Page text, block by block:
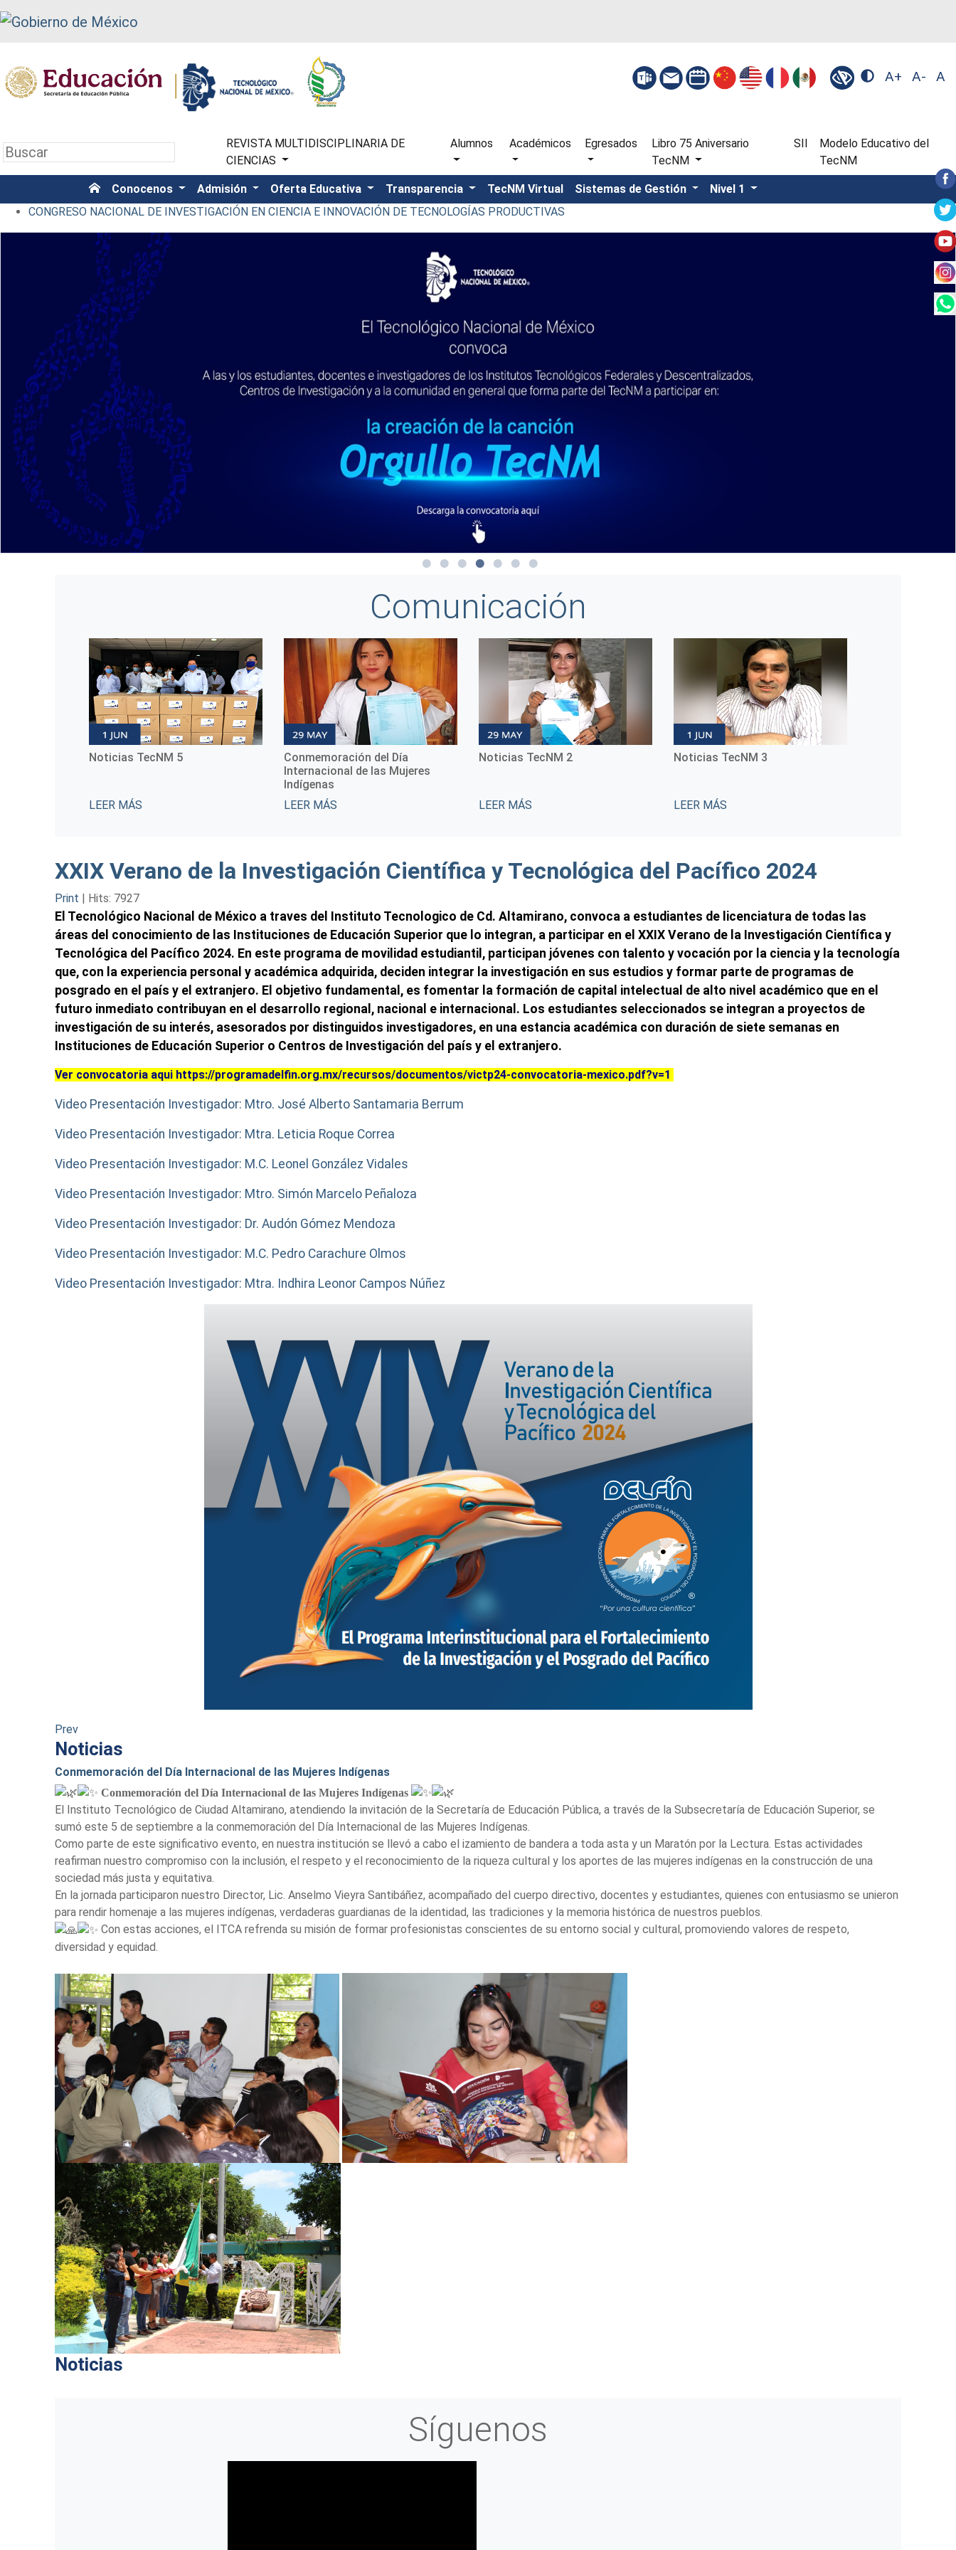
A+ A- A
REVISTA MULTIDISCIPLINARIA DE
CIENCIAS
Alumnos Académicos Egresados
Libro 75 Aniversario
TecNM
SII
Modelo Educativo del
TecNM
Conocenos Admisión Oferta Educativa Transparencia TecNM Virtual Sistemas de Gestión
Nivel 1
CONGRESO NACIONAL DE INVESTIGACIÓN EN CIENCIA E INNOVACIÓN DE TECNOLOGÍAS PRODUCTIVAS
Comunicación
Noticias TecNM 5
LEER MÁS
Conmemoración del Día
Internacional de las Mujeres
Indígenas
LEER MÁS
Noticias TecNM 2
LEER MÁS
Noticias TecNM 3
LEER MÁS
XXIX Verano de la Investigación Científica y Tecnológica del Pacífico 2024
Print | Hits: 7927
El Tecnológico Nacional de México a traves del Instituto Tecnologico de Cd. Altamirano, convoca a estudiantes de licenciatura de todas las
áreas del conocimiento de las Instituciones de Educación Superior que lo integran, a participar en el XXIX Verano de la Investigación Científica y
Tecnológica del Pacífico 2024. En este programa de movilidad estudiantil, participan jóvenes con talento y vocación por la ciencia y la tecnología
que, con la experiencia personal y académica adquirida, deciden integrar la investigación en sus estudios y formar parte de programas de
posgrado en el país y el extranjero. El objetivo fundamental, es fomentar la formación de capital intelectual de alto nivel académico que en el
futuro inmediato contribuyan en el desarrollo regional, nacional e internacional. Los estudiantes seleccionados se integran a proyectos de
investigación de su interés, asesorados por distinguidos investigadores, en una estancia académica con duración de siete semanas en
Instituciones de Educación Superior o Centros de Investigación del país y el extranjero.
Ver convocatoria aqui https://programadelfin.org.mx/recursos/documentos/victp24-convocatoria-mexico.pdf?v=1
Video Presentación Investigador: Mtro. José Alberto Santamaria Berrum
Video Presentación Investigador: Mtra. Leticia Roque Correa
Video Presentación Investigador: M.C. Leonel González Vidales
Video Presentación Investigador: Mtro. Simón Marcelo Peñaloza
Video Presentación Investigador: Dr. Audón Gómez Mendoza
Video Presentación Investigador: M.C. Pedro Carachure Olmos
Video Presentación Investigador: Mtra. Indhira Leonor Campos Núñez
Prev
Noticias
Conmemoración del Día Internacional de las Mujeres Indígenas
Conmemoración del Día Internacional de las Mujeres Indígenas
El Instituto Tecnológico de Ciudad Altamirano, atendiendo la invitación de la Secretaría de Educación Pública, a través de la Subsecretaría de Educación Superior, se
sumó este 5 de septiembre a la conmemoración del Día Internacional de las Mujeres Indígenas.
Como parte de este significativo evento, en nuestra institución se llevó a cabo el izamiento de bandera a toda asta y un Maratón por la Lectura. Estas actividades
reafirman nuestro compromiso con la inclusión, el respeto y el reconocimiento de la riqueza cultural y los aportes de las mujeres indígenas en la construcción de una
sociedad más justa y equitativa.
En la jornada participaron nuestro Director, Lic. Anselmo Vieyra Santibáñez, acompañado del cuerpo directivo, docentes y estudiantes, quienes con entusiasmo se unieron
para rendir homenaje a las mujeres indígenas, verdaderas guardianas de la identidad, las tradiciones y la memoria histórica de nuestros pueblos.
Con estas acciones, el ITCA refrenda su misión de formar profesionistas conscientes de su entorno social y cultural, promoviendo valores de respeto,
diversidad y equidad.
Noticias
Síguenos